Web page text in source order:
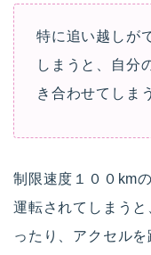
特に追い越しが
しまうと、自分
き合わせてしま
制限速度１００km
運転されてしまう
ったり、アクセル